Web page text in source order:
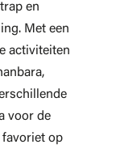
en
Met een
activiteiten
voor de
op